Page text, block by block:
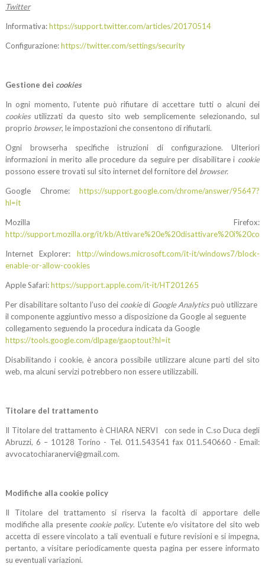
Twitter
Informativa:https://support.twitter.com/articles/20170514
Configurazione:https://twitter.com/settings/security
Gestione dei cookies
In ogni momento, l’utente può rifiutare di accettare tutti o alcuni dei
cookiesutilizzati da questo sito web semplicemente selezionando, sul
proprio browser, le impostazioni che consentono di rifiutarli.
Ogni browserha specifiche istruzioni di configurazione. Ulteriori
informazioni in merito alle procedure da seguire per disabilitare i cookie
possono essere trovati sul sito internet del fornitore del browser.
Google Chrome:https://support.google.com/chrome/answer/95647?
hl=it
Mozilla Firefox:
http://support.mozilla.org/it/kb/
Internet Explorer:http://windows.microsoft.com/it-it/windows7/block-
enable-or-allow-cookies
Apple Safari:https://support.apple.com/it-it/HT201265
Per disabilitare soltanto l’uso dei cookiedi Google Analyticspuò utilizzare
il componente aggiuntivo messo a disposizione da Google al seguente
collegamento seguendo la procedura indicata da Google
https://tools.google.com/dlpage/gaoptout?hl=it
Disabilitando i cookie, è ancora possibile utilizzare alcune parti del sito
web, ma alcuni servizi potrebbero non essere utilizzabili.
Titolare del trattamento
Il Titolare del trattamento è CHIARA NERVI con sede in C.so Duca degli
Abruzzi, 6 – 10128 Torino - Tel. 011.543541 fax 011.540660 - Email:
avvocatochiaranervi@gmail.com.
Modifiche alla cookie policy
Il Titolare del trattamento si riserva la facoltà di apportare delle
modifiche alla presente cookie policy. L’utente e/o visitatore del sito web
accetta di essere vincolato a tali eventuali e future revisioni e si impegna,
pertanto, a visitare periodicamente questa pagina per essere informato
su eventuali variazioni.